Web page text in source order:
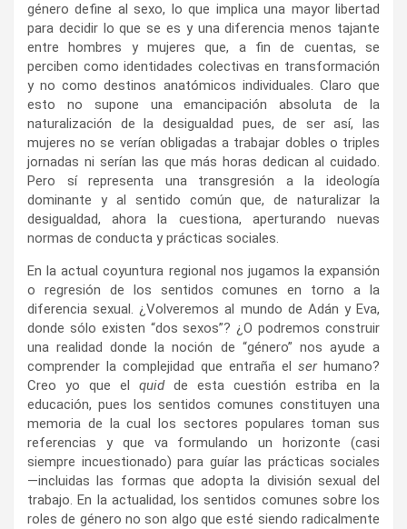
género define al sexo, lo que implica una mayor libertad
para decidir lo que se es y una diferencia menos tajante
entre hombres y mujeres que, a fin de cuentas, se
perciben como identidades colectivas en transformación
y no como destinos anatómicos individuales. Claro que
esto no supone una emancipación absoluta de la
naturalización de la desigualdad pues, de ser así, las
mujeres no se verían obligadas a trabajar dobles o triples
jornadas ni serían las que más horas dedican al cuidado.
Pero sí representa una transgresión a la ideología
dominante y al sentido común que, de naturalizar la
desigualdad, ahora la cuestiona, aperturando nuevas
normas de conducta y prácticas sociales.
En la actual coyuntura regional nos jugamos la expansión
o regresión de los sentidos comunes en torno a la
diferencia sexual. ¿Volveremos al mundo de Adán y Eva,
donde sólo existen “dos sexos”? ¿O podremos construir
una realidad donde la noción de “género” nos ayude a
comprender la complejidad que entraña el ser humano?
Creo yo que el quid de esta cuestión estriba en la
educación, pues los sentidos comunes constituyen una
memoria de la cual los sectores populares toman sus
referencias y que va formulando un horizonte (casi
siempre incuestionado) para guíar las prácticas sociales
—incluidas las formas que adopta la división sexual del
trabajo. En la actualidad, los sentidos comunes sobre los
roles de género no son algo que esté siendo radicalmente